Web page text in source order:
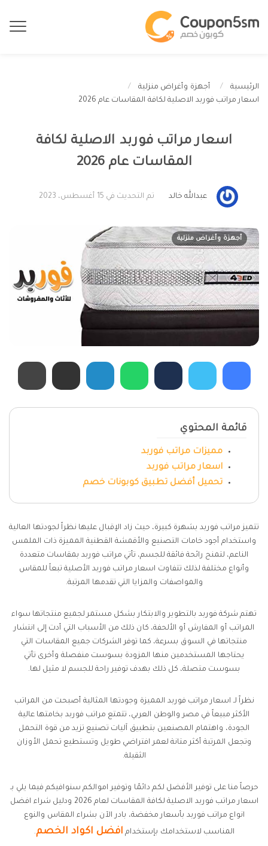
الرئيسية
أجهزة وأغراض منزلية
اسعار مراتب فوربد الاصلية لكافة المقاسات عام 2026
اسعار مراتب فوربد الاصلية لكافة
المقاسات عام 2026
عبدالله خالد تم التحديث في 15 أغسطس، 2023
أجهزة وأغراض منزلية
قائمة المحتوي
مميزات مراتب فوربد
اسعار مراتب فوربد
تحميل أفضل تطبيق كوبونات خصم
تتميز مراتب فوربد بشهرة كبيرة، حيث زاد الإقبال عليها نظراً لجودتها العالية
واستخدام أجود خامات التصنيع والأقمشة القطنية المميزة ذات الملمس
الناعم، لتمنح رائحة فائقة للجسم، تأتي مراتب فوربد بمقاسات متعددة
وأنواع مختلفة لذلك تتفاوت اسعار مراتب فوربد الأصلية تبعاً للمقاس
والمواصفات والمزايا التي تقدمها المرتبة.
تهتم شركة فوربد بالتطوير والابتكار بشكل مستمر لجميع منتجاتها سواء
المراتب أو المفارش أو الألحفة، كان ذلك من الأسباب التي أدت إلى انتشار
منتجاتها في السوق بسرعة، كما توفر الشركات جميع المقاسات التي
يحتاجها المستخدمين منها المزودة بسوست منفصلة وأخرى تأتي
بسوست متصلة، كل ذلك بهدف توفير راحة للجسم لا مثيل لها.
نظراً لـ اسعار مراتب فوربد المميزة وجودتها المثالية أصبحت من المراتب
الأكثر مبيعاً في مصر والوطن العربي، تتمتع مراتب فوربد بخامتها عالية
الجودة، واهتمام المصنعين بتطبيق آليات تصنيع تزيد من قوة التحمل
وتجعل المرتبة أكثر متانة لعمر افتراضي طويل وتستطيع تحمل الأوزان
الثقيلة.
حرصاً منا على توفير الأفضل لكم دائمًا وتوفير اموالكم سنوافيكم فيما يلي بـ
اسعار مراتب فوربد الاصلية لكافة المقاسات لعام 2026 ودليل شراء افضل
انواع مراتب فوربد بأسعار مخفضة، بادر الآن بشراء المقاس والنوع
المناسب لاستخدامك بإستخدام افضل اكواد الخصم.